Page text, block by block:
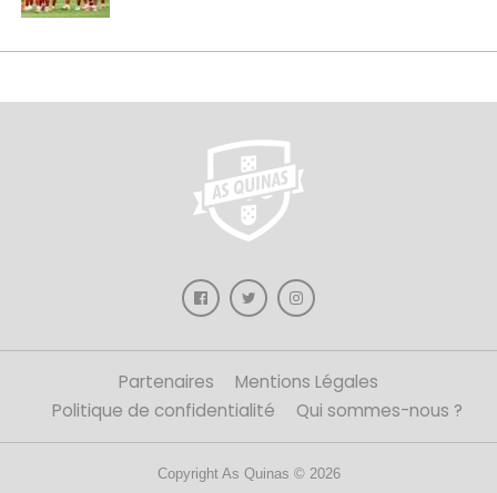
Partenaires
Mentions Légales
Politique de confidentialité
Qui sommes-nous ?
Copyright As Quinas © 2026